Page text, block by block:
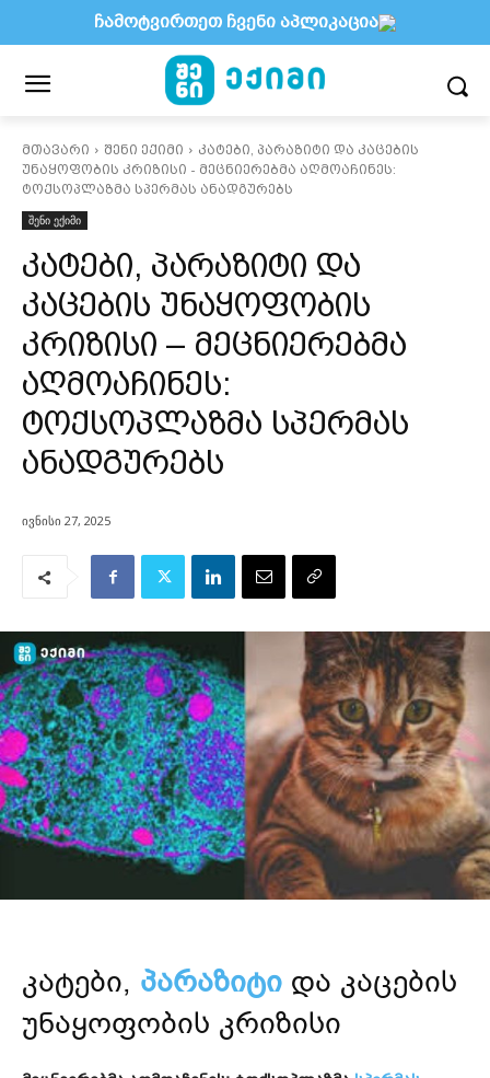
მთავარი შენი ექიმი
კატები, პარაზიტი და კაცების
უნაყოფობის კრიზისი - მეცნიერებმა აღმოაჩინეს:
ტოქსოპლაზმა სპერმას ანადგურებს
შენი ექიმი
კატები, პარაზიტი და
კაცების უნაყოფობის
კრიზისი – მეცნიერებმა
აღმოაჩინეს:
ტოქსოპლაზმა სპერმას
ანადგურებს
ივნისი 27, 2025
კატები, პარაზიტი და კაცების
უნაყოფობის კრიზისი
ჩამოტვირთეთ ჩვენი აპლიკაცია